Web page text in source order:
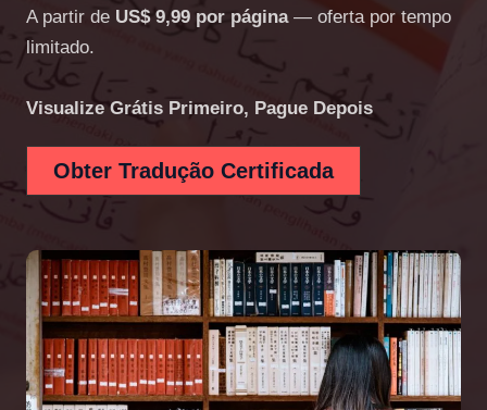
A partir de US$ 9,99 por página— oferta por tempo
limitado.
Visualize Grátis Primeiro, Pague Depois
Obter Tradução Certificada